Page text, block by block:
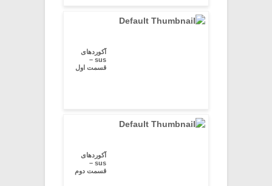
آکوردهای
sus –
قسمت اول
آکوردهای
sus –
قسمت دوم